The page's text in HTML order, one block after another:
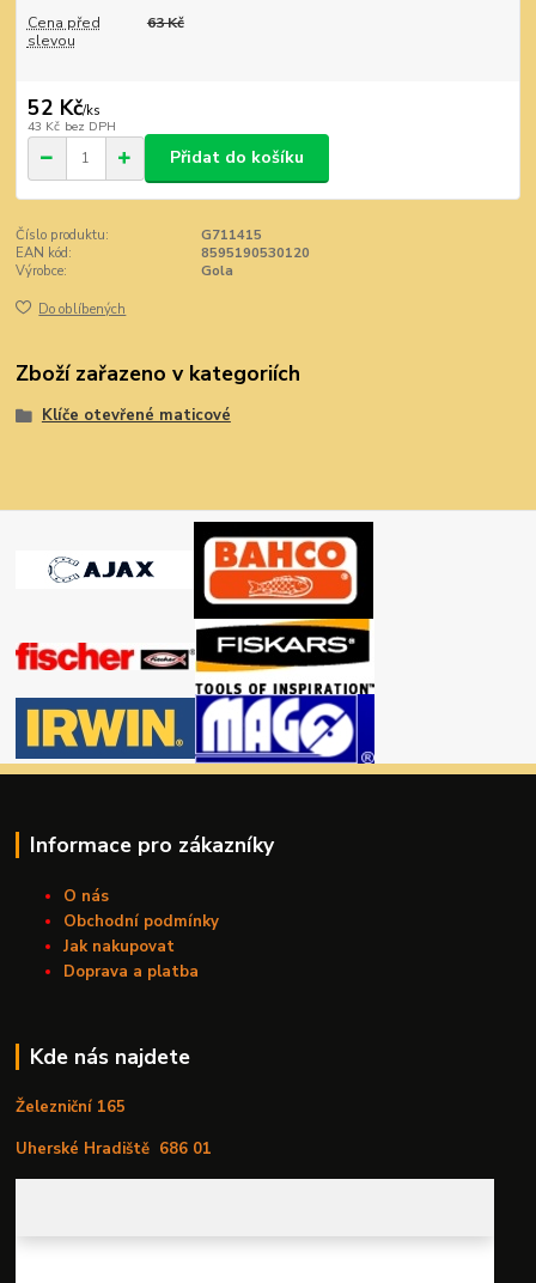
Cena před
slevou
63 Kč
52 Kč/ks
43 Kč bez DPH
Přidat do košíku
Číslo produktu:
G711415
EAN kód:
8595190530120
Výrobce:
Gola
Do oblíbených
Zboží zařazeno v kategoriích
Klíče otevřené maticové
Informace pro zákazníky
O nás
Obchodní podmínky
Jak nakupovat
Doprava a platba
Kde nás najdete
Železniční 165
Uherské Hradiště 686 01